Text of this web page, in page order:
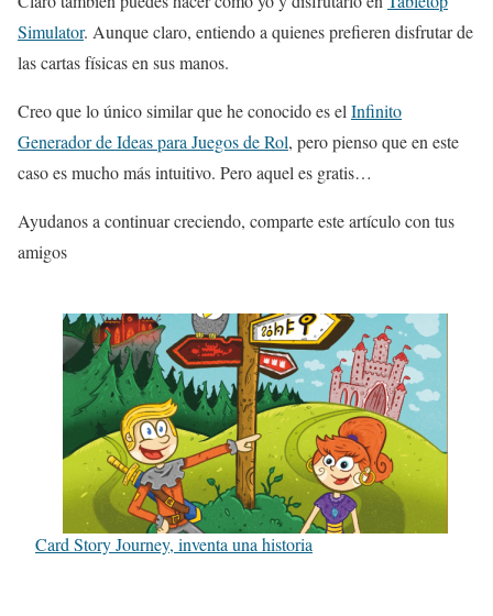
Simulator. Aunque claro, entiendo a quienes prefieren disfrutar de
las cartas físicas en sus manos.
Creo que lo único similar que he conocido es el Infinito
Generador de Ideas para Juegos de Rol, pero pienso que en este
caso es mucho más intuitivo. Pero aquel es gratis…
Ayudanos a continuar creciendo, comparte este artículo con tus
amigos
Card Story Journey, inventa una historia